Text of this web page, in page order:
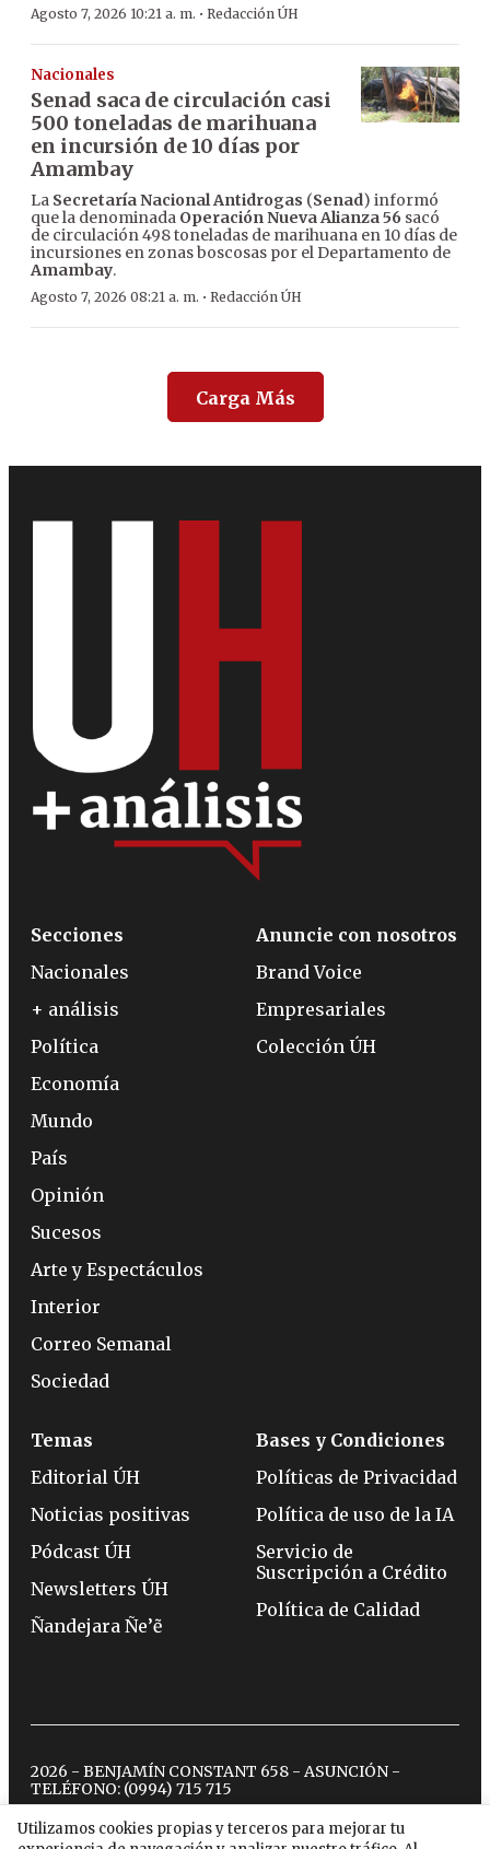
Agosto 7, 2026 10:21 a. m. · Redacción ÚH
Nacionales
Senad saca de circulación casi
500 toneladas de marihuana
en incursión de 10 días por
Amambay
La Secretaría Nacional Antidrogas (Senad) informó
que la denominada Operación Nueva Alianza 56 sacó
de circulación 498 toneladas de marihuana en 10 días de
incursiones en zonas boscosas por el Departamento de
Amambay.
Agosto 7, 2026 08:21 a. m. · Redacción ÚH
Carga Más
Utilizamos cookies propias y terceros para mejorar tu
Secciones
Nacionales
+ análisis
Política
Economía
Mundo
País
Opinión
Sucesos
Arte y Espectáculos
Interior
Correo Semanal
Sociedad
Anuncie con nosotros
Brand Voice
Empresariales
Colección ÚH
Temas
Editorial ÚH
Noticias positivas
Pódcast ÚH
Newsletters ÚH
Ñandejara Ñe’ẽ
Bases y Condiciones
Políticas de Privacidad
Política de uso de la IA
Servicio de
Suscripción a Crédito
Política de Calidad
2026 - BENJAMÍN CONSTANT 658 - ASUNCIÓN -
TELÉFONO: (0994) 715 715